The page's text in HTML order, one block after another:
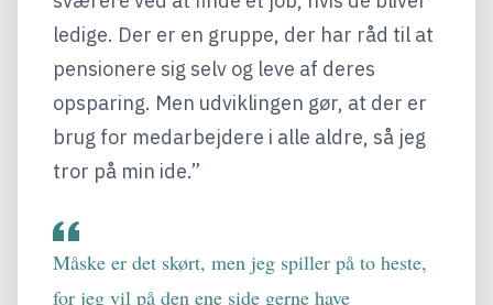
ledige. Der er en gruppe, der har råd til at
pensionere sig selv og leve af deres
opsparing. Men udviklingen gør, at der er
brug for medarbejdere i alle aldre, så jeg
tror på min ide.”
Måske er det skørt, men jeg spiller på to heste,
for jeg vil på den ene side gerne have